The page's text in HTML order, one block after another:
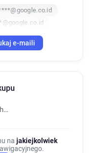
e-maili
na jakiejkolwiek